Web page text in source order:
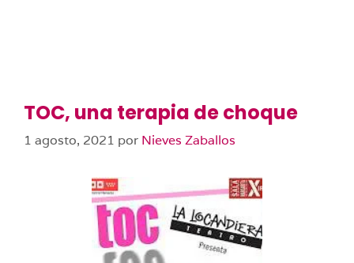
TOC, una terapia de choque
1 agosto, 2021 por Nieves Zaballos